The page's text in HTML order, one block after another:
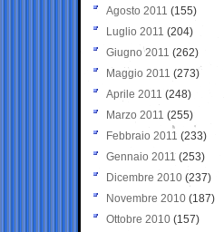
Agosto 2011 (155)
Luglio 2011 (204)
Giugno 2011 (262)
Maggio 2011 (273)
Aprile 2011 (248)
Marzo 2011 (255)
Febbraio 2011 (233)
Gennaio 2011 (253)
Dicembre 2010 (237)
Novembre 2010 (187)
Ottobre 2010 (157)